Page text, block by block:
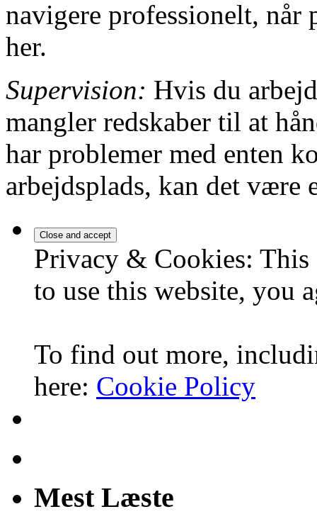
navigere professionelt,
her.
Supervision: Hvis du
mangler redskaber til at
har problemer med enten
arbejdsplads, kan det være
Privacy & Cookies:
to use this website, you
To find out more,
here: Cookie Policy
Mest Læste